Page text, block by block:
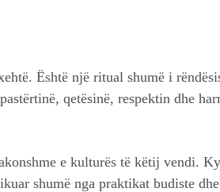
Është një ritual shumë i
qetësinë, respektin dhe
e kulturës të këtij vendi.
shumë nga praktikat budiste